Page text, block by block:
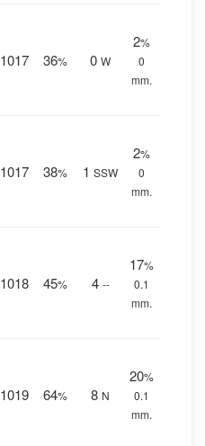
1017 36% 0 W
2%
0
mm.
1017 38% 1 SSW
2%
0
mm.
1018 45% 4 --
17%
0.1
mm.
1019 64% 8 N
20%
0.1
mm.